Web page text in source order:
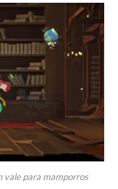
vale para mamporros